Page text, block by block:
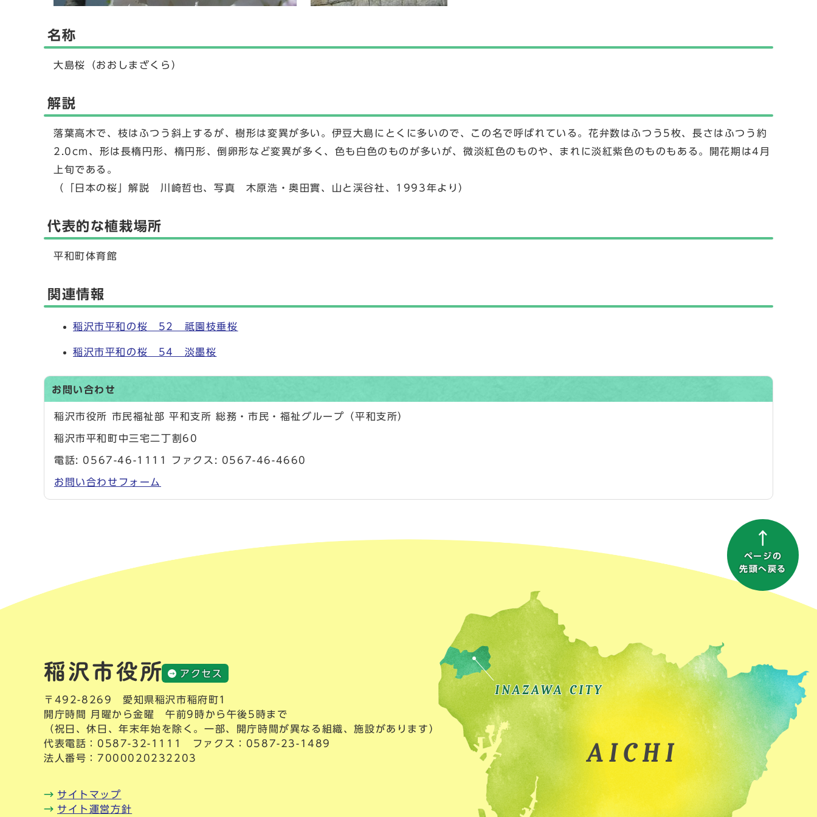
名称
大島桜（おおしまざくら）
解説
落葉高木で、枝はふつう斜上するが、樹形は変異が多い。伊豆大島にとくに多いので、この名で呼ばれている。花弁数はふつう5枚、長さはふつう約
2.0cm、形は長楕円形、楕円形、倒卵形など変異が多く、色も白色のものが多いが、微淡紅色のものや、まれに淡紅紫色のものもある。開花期は4月
上旬である。
（「日本の桜」解説 川崎哲也、写真 木原浩・奥田實、山と渓谷社、1993年より）
代表的な植栽場所
平和町体育館
関連情報
稲沢市平和の桜 52 祗園枝垂桜
稲沢市平和の桜 54 淡墨桜
お問い合わせ
稲沢市役所 市民福祉部 平和支所 総務・市民・福祉グループ（平和支所）
稲沢市平和町中三宅二丁割60
電話: 0567-46-1111 ファクス: 0567-46-4660
お問い合わせフォーム
ページの
先頭へ戻る
アクセス
〒492-8269 愛知県稲沢市稲府町1
開庁時間 月曜から金曜 午前9時から午後5時まで
（祝日、休日、年末年始を除く。一部、開庁時間が異なる組織、施設があります）
代表電話： 0587-32-1111
ファクス：0587-23-1489
法人番号：7000020232203
サイトマップ
サイト運営方針